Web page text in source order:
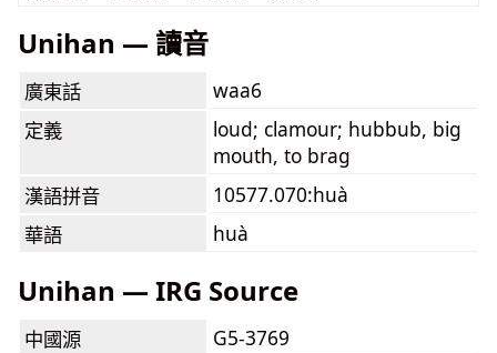
Unihan — 讀音
廣東話
waa6
定義
loud; clamour; hubbub, big
mouth, to brag
漢語拼音
10577.070:huà
華語
huà
Unihan — IRG Source
中國源
G5-3769